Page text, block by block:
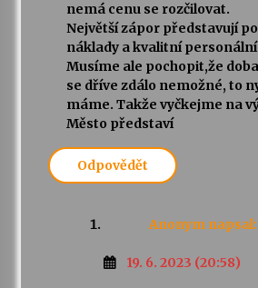
nemá cenu se rozčilovat.
Největší zápor představují
náklady a kvalitní
Musíme ale pochopit,že
se dříve zdálo nemožné, to
máme. Takže vyčkejme na
Město představí
Odpovědět
Anonym napsal:
19. 6. 2023 (20:58)